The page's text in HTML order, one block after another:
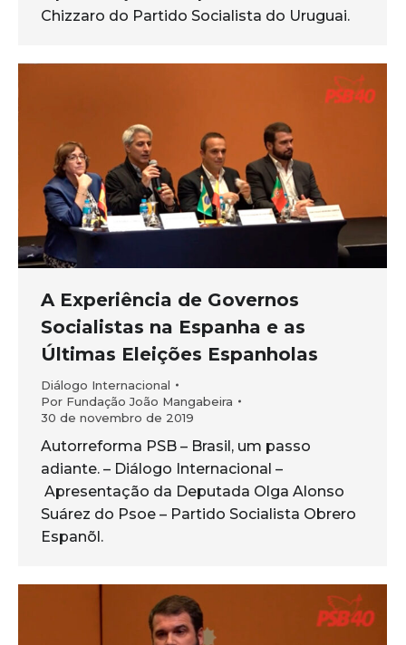
Chizzaro do Partido Socialista do Uruguai.
A Experiência de Governos
Socialistas na Espanha e as
Últimas Eleições Espanholas
Diálogo Internacional
Por Fundação João Mangabeira
30 de novembro de 2019
Autorreforma PSB – Brasil, um passo
adiante. – Diálogo Internacional –
Apresentação da Deputada Olga Alonso
Suárez do Psoe – Partido Socialista Obrero
Espanõl.